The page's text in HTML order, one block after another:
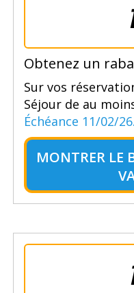
Obtenez un
Sur vos
Séjour de au
Échéance 11/02/26.
MONTRER LE